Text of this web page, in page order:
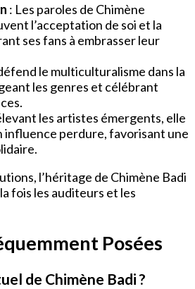
: Les paroles de Chimène
l’acceptation de soi et la
ses fans à embrasser leur
le multiculturalisme dans la
les genres et célébrant
les artistes émergents, elle
influence perdure, favorisant une
l’héritage de Chimène Badi
fois les auditeurs et les
Posées
de Chimène Badi ?